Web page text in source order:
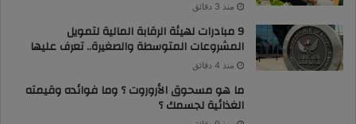
منذ 3 دقائق
9 مبادرات لهيئة الرقابة المالية لتمويل
المشروعات المتوسطة والصغيرة.. تعرف عليها
منذ 4 دقائق
ما هو مسحوق الأروروت ؟ وما فوائده وقيمته
الغذائية لجسمك ؟